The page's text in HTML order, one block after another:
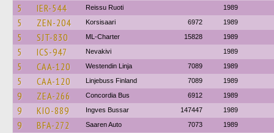
5 IER-544 Reissu Ruoti 1989
5 ZEN-204 Korsisaari 6972 1989
5 SJT-830 ML-Charter 15828 1989
5 ICS-947 Nevakivi 1989
5 CAA-120 Westendin Linja 7089 1989
5 CAA-120 Linjebuss Finland 7089 1989
9 ZEA-266 Concordia Bus 6912 1989
9 KIO-889 Ingves Bussar 147447 1989
9 BFA-272 Saaren Auto 7073 1989